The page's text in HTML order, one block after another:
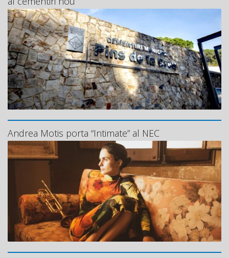
Andrea Motis porta “Intimate” al NEC